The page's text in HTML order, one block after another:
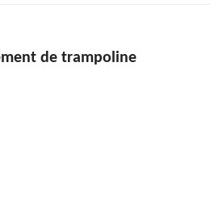
de trampoline